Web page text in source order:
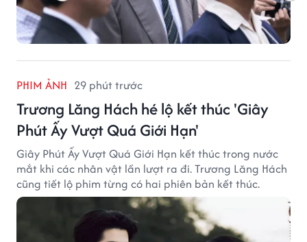
PHIM ẢNH 29 phút trước
Trương Lăng Hách hé lộ kết thúc 'Giây
Phút Ấy Vượt Quá Giới Hạn'
Giây Phút Ấy Vượt Quá Giới Hạn kết thúc trong nước
mắt khi các nhân vật lần lượt ra đi. Trương Lăng Hách
cũng tiết lộ phim từng có hai phiên bản kết thúc.